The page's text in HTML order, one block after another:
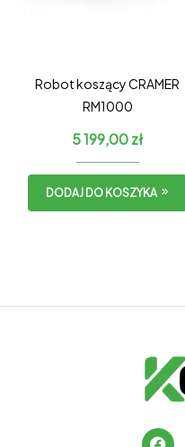
Robot koszący CRAMER
RM1000
5 199,00zł
DODAJ DO KOSZYKA